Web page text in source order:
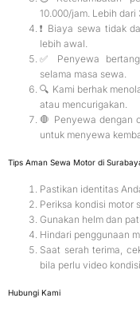
10.000/jam. Lebih dari
❗ Biaya sewa tidak
lebih awal.
✅ Penyewa
selama masa sewa.
🔍 Kami berhak
atau mencurigakan.
🛑 Penyewa dengan
untuk menyewa
Tips Aman Sewa Motor di
Pastikan identitas
Periksa kondisi motor
Gunakan helm dan
Hindari penggunaan
Saat serah terima,
bila perlu video
Hubungi Kami